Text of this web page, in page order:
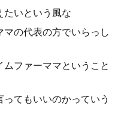
たいという風な
の代表の方でいらっし
ファーママということ
てもいいのかっていう